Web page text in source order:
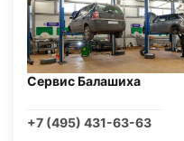
Сервис Балашиха
+7 (495) 431-63-63